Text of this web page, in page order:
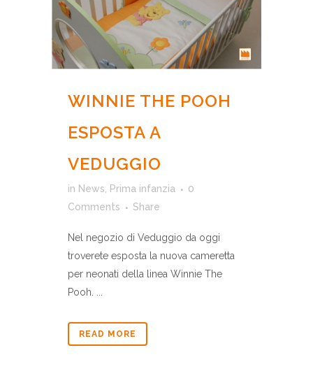
WINNIE THE POOH
ESPOSTA A
VEDUGGIO
in News, Prima infanzia
0
Comments
Share
Nel negozio di Veduggio da oggi
troverete esposta la nuova cameretta
per neonati della linea Winnie The
Pooh. ...
READ MORE